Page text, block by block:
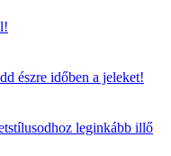
észre időben a jeleket!
leginkább illő